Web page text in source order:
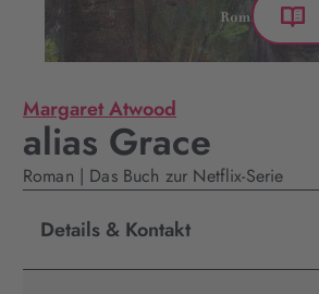
Margaret Atwood
alias Grace
Roman | Das Buch zur Netflix-Serie
Details & Kontakt